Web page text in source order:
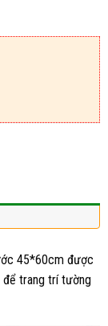
45*60cm được
để trang trí tường